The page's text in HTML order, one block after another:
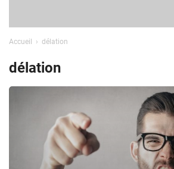
Accueil délation
délation